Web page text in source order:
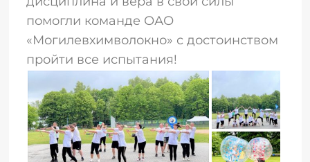
помогли команде ОАО
«Могилевхимволокно» с достоинством
пройти все испытания!